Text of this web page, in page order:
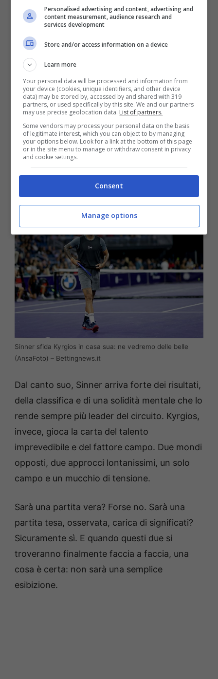
belle
Gli organizzatori lo sapevano benissimo.
Invitare entrambi non è stata una scelta
ingenua, ma una mossa “chirurgica”, se
vogliamo. Mettere Sinner e Kyrgios nello
stesso evento significa accendere
immediatamente l’interesse globale,
trasformando un’esibizione in un
appuntamento imperdibile. Il montepremi
milionario passa quasi in secondo piano: qui si
gioca soprattutto sull’orgoglio, sul concetto di
Sinner sfida Kyrgios in casa sua: ne vedremo delle belle
(AnsaFoto) – Bettingnews.it
Dal canto suo, Sinner arriva forte dei risultati,
della classifica e di una solidità mentale che lo
rende sempre più leader del circuito. Kyrgios,
invece, gioca la carta del talento
imprevedibile e del fattore campo. Due mondi
opposti, due approcci lontanissimi, un solo
campo e un mucchio di tensione.
Sarà una partita vera? Forse no. Sarà una
partita tesa, osservata, carica di significati?
Sicuramente sì. E quando questi due si
troveranno finalmente faccia a faccia, una
cosa è certa: non sarà una semplice
esibizione.
Personalised advertising and content, advertising and
content measurement, audience research and
services development
Store and/or access information on a device
Learn more
Your personal data will be processed and information from
your device (cookies, unique identifiers, and other device
data) may be stored by, accessed by and shared with 319
partners, or used specifically by this site. We and our partners
may use precise geolocation data. List of partners.
Some vendors may process your personal data on the basis
of legitimate interest, which you can object to by managing
your options below. Look for a link at the bottom of this page
or in the site menu to manage or withdraw consent in privacy
and cookie settings.
Consent
Manage options